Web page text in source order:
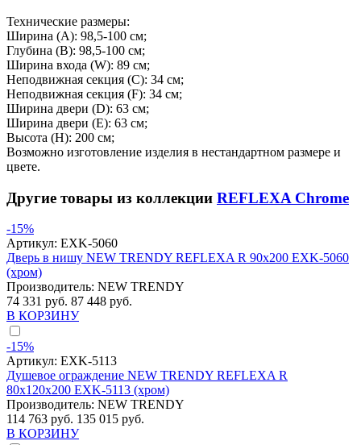
Технические размеры:
Ширина (A): 98,5-100 см;
Глубина (B): 98,5-100 см;
Ширина входа (W): 89 см;
Неподвижная секция (С): 34 см;
Неподвижная секция (F): 34 см;
Ширина двери (D): 63 см;
Ширина двери (E): 63 см;
Высота (H): 200 см;
Возможно изготовление изделия в нестандартном размере и
цвете.
Другие товары из коллекции REFLEXA Chrome
-15%
Артикул: EXK-5060
Дверь в нишу NEW TRENDY REFLEXA R 90x200 EXK-5060
(хром)
Производитель: NEW TRENDY
74 331 руб. 87 448 руб.
В КОРЗИНУ
-15%
Артикул: EXK-5113
Душевое ограждение NEW TRENDY REFLEXA R
80x120x200 EXK-5113 (хром)
Производитель: NEW TRENDY
114 763 руб. 135 015 руб.
В КОРЗИНУ